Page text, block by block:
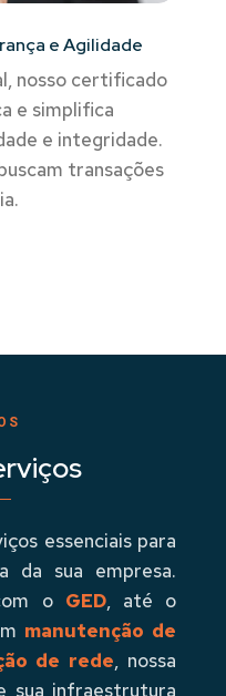
e Agilidade
nosso certificado
e simplifica
e integridade.
transações
essenciais para
da sua empresa.
o GED, até o
manutenção de
de rede, nossa
sua infraestrutura